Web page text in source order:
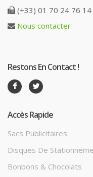
(+33) 01 70 24 76 14
Nous contacter
Restons En Contact !
Accès Rapide
Sacs Publicitaires
Disques De
Bonbons & Chocolats